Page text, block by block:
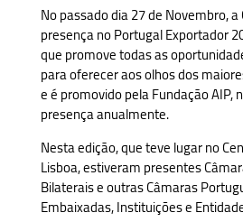
No passado dia 27 de Novembro, a
presença no Portugal Exportador
que promove todas as
para oferecer aos olhos dos
e é promovido pela Fundação AIP,
presença anualmente.
Nesta edição, que teve lugar no
Lisboa, estiveram presentes
Bilaterais e outras Câmaras
Embaixadas, Instituições e